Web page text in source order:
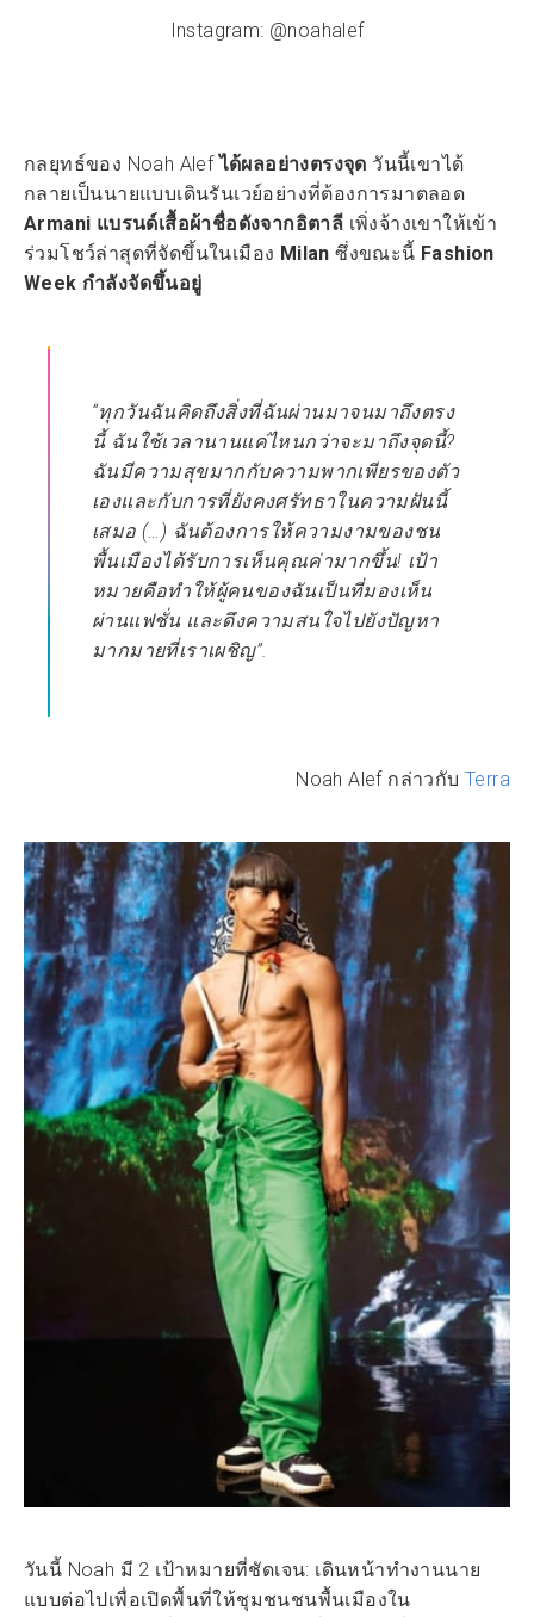
Instagram: @noahalef
กลยุทธ์ของ Noah Alefได้ผลอย่างตรงจุด วันนี้เขาได้
กลายเป็นนายแบบเดินรันเวย์อย่างที่ต้องการมาตลอด
Armani แบรนด์เสื้อผ้าชื่อดังจากอิตาลี เพิ่งจ้างเขาให้เข้า
ร่วมโชว์ล่าสุดที่จัดขึ้นในเมือง Milan ซึ่งขณะนี้ Fashion
Week กำลังจัดขึ้นอยู่
“ทุกวันฉันคิดถึงสิ่งที่ฉันผ่านมาจนมาถึงตรง
นี้ ฉันใช้เวลานานแค่ไหนกว่าจะมาถึงจุดนี้?
ฉันมีความสุขมากกับความพากเพียรของตัว
เองและกับการที่ยังคงศรัทธาในความฝันนี้
เสมอ (…) ฉันต้องการให้ความงามของชน
พื้นเมืองได้รับการเห็นคุณค่ามากขึ้น! เป้า
หมายคือทำให้ผู้คนของฉันเป็นที่มองเห็น
ผ่านแฟชั่น และดึงความสนใจไปยังปัญหา
มากมายที่เราเผชิญ”.
Noah Alef กล่าวกับ Terra
วันนี้ Noah มี 2 เป้าหมายที่ชัดเจน: เดินหน้าทำงานนาย
แบบต่อไปเพื่อเปิดพื้นที่ให้ชุมชนชนพื้นเมืองใน